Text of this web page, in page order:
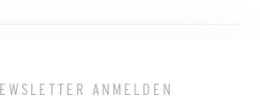
ANMELDEN